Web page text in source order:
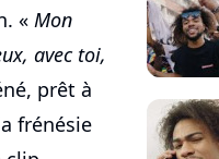
« Mon
avec toi,
prêt à
frénésie